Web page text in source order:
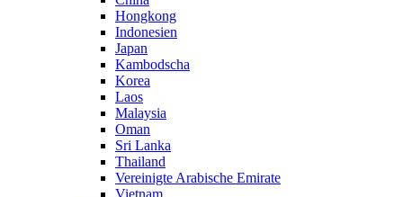
Hongkong
Indonesien
Japan
Kambodscha
Korea
Laos
Malaysia
Oman
Sri Lanka
Thailand
Vereinigte Arabische Emirate
Vietnam